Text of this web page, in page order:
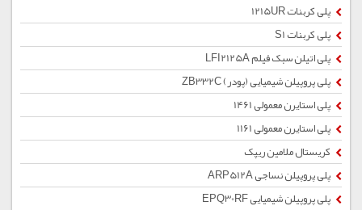
پلی کربنات 1215UR
پلی کربنات S1
پلی اتیلن سبک فیلم LFI2125A
پلی پروپیلن شیمیایی (پودر) ZB332C
پلی استایرن معمولی 1461
پلی استایرن معمولی 1161
کریستال ملامین ریپک
پلی پروپیلن نساجی ARP512A
پلی پروپیلن شیمیایی EPQ30RF